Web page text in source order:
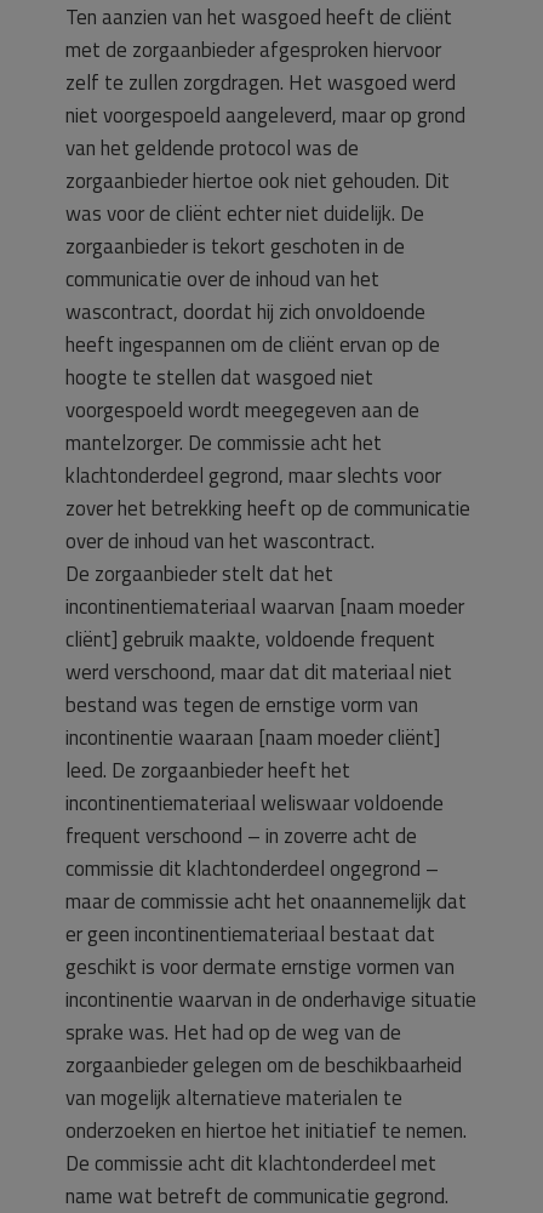
Ten aanzien van het wasgoed heeft de cliënt
met de zorgaanbieder afgesproken hiervoor
zelf te zullen zorgdragen. Het wasgoed werd
niet voorgespoeld aangeleverd, maar op grond
van het geldende protocol was de
zorgaanbieder hiertoe ook niet gehouden. Dit
was voor de cliënt echter niet duidelijk. De
zorgaanbieder is tekort geschoten in de
communicatie over de inhoud van het
wascontract, doordat hij zich onvoldoende
heeft ingespannen om de cliënt ervan op de
hoogte te stellen dat wasgoed niet
voorgespoeld wordt meegegeven aan de
mantelzorger. De commissie acht het
klachtonderdeel gegrond, maar slechts voor
zover het betrekking heeft op de communicatie
over de inhoud van het wascontract.
De zorgaanbieder stelt dat het
incontinentiemateriaal waarvan [naam moeder
cliënt] gebruik maakte, voldoende frequent
werd verschoond, maar dat dit materiaal niet
bestand was tegen de ernstige vorm van
incontinentie waaraan [naam moeder cliënt]
leed. De zorgaanbieder heeft het
incontinentiemateriaal weliswaar voldoende
frequent verschoond – in zoverre acht de
commissie dit klachtonderdeel ongegrond –
maar de commissie acht het onaannemelijk dat
er geen incontinentiemateriaal bestaat dat
geschikt is voor dermate ernstige vormen van
incontinentie waarvan in de onderhavige situatie
sprake was. Het had op de weg van de
zorgaanbieder gelegen om de beschikbaarheid
van mogelijk alternatieve materialen te
onderzoeken en hiertoe het initiatief te nemen.
De commissie acht dit klachtonderdeel met
name wat betreft de communicatie gegrond.